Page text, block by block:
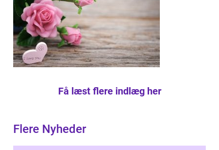
Få læst flere indlæg her
Flere Nyheder